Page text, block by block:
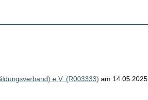
e.V. (R003333) am 14.05.2025